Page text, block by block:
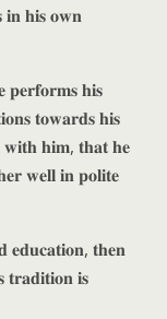
𝐢𝐧 𝐡𝐢𝐬 𝐨𝐰𝐧
𝐡𝐢𝐬
𝐭𝐨𝐰𝐚𝐫𝐝𝐬 𝐡𝐢𝐬
𝐡𝐢𝐦, 𝐭𝐡𝐚𝐭 𝐡𝐞
𝐰𝐞𝐥𝐥 𝐢𝐧 𝐩𝐨𝐥𝐢𝐭𝐞
𝐞𝐝𝐮𝐜𝐚𝐭𝐢𝐨𝐧, 𝐭𝐡𝐞𝐧
𝐢𝐬